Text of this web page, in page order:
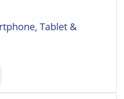
Tablet &